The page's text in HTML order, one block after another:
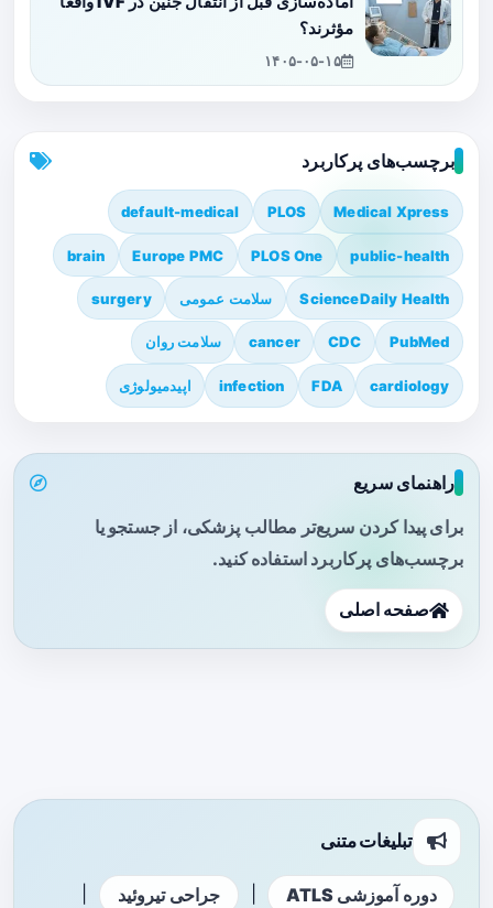
مؤثرند؟
۱۴۰۵-۰۵-۱۵
برچسب‌های پرکاربرد
Medical Xpress
PLOS
default-medical
public-health
PLOS One
Europe PMC
brain
ScienceDaily Health سلامت عمومی surgery
PubMed
CDC
cancer سلامت روان
cardiology
FDA
infection اپیدمیولوژی
راهنمای سریع
برای پیدا کردن سریع‌تر مطالب پزشکی، از جستجو یا
برچسب‌های پرکاربرد استفاده کنید.
صفحه اصلی
تبلیغات متنی
دوره آموزشی ATLS جراحی تیروئید